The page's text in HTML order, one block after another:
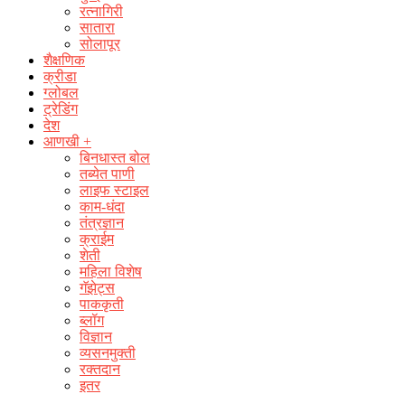
रत्नागिरी
सातारा
सोलापूर
शैक्षणिक
क्रीडा
ग्लोबल
ट्रेडिंग
देश
आणखी +
बिनधास्त बोल
तब्येत पाणी
लाइफ स्टाइल
काम-धंदा
तंत्रज्ञान
क्राईम
शेती
महिला विशेष
गॅझेट्स
पाककृती
ब्लॉग
विज्ञान
व्यसनमुक्ती
रक्‍तदान
इतर